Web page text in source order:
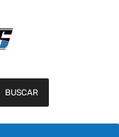
BUSCAR